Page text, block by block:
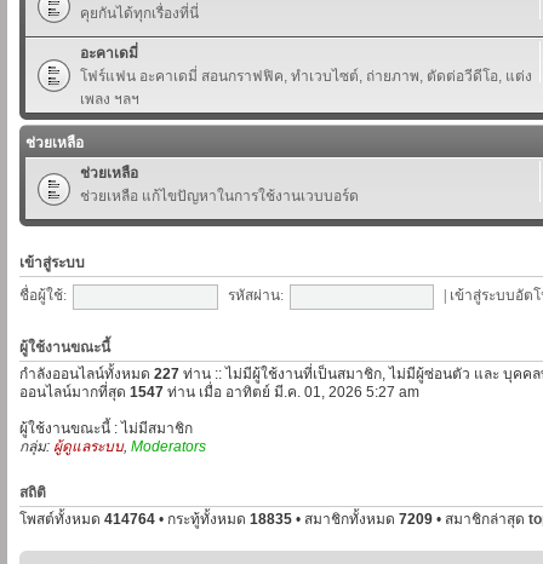
คุยกันได้ทุกเรื่องที่นี่
อะคาเดมี่
โฟร์แฟน อะคาเดมี่ สอนกราฟฟิค, ทำเวบไซต์, ถ่ายภาพ, ตัดต่อวีดีโอ, แต่ง
เพลง ฯลฯ
ช่วยเหลือ
ช่วยเหลือ
ช่วยเหลือ แก้ไขปัญหาในการใช้งานเวบบอร์ด
เข้าสู่ระบบ
ชื่อผู้ใช้:
รหัสผ่าน: เข้าสู่ระบบอัต
ผู้ใช้งานขณะนี้
กำลังออนไลน์ทั้งหมด 227 ท่าน :: ไม่มีผู้ใช้งานที่เป็นสมาชิก, ไม่มีผู้ซ่อนตัว และ บุคค
ออนไลน์มากที่สุด 1547 ท่าน เมื่อ อาทิตย์ มี.ค. 01, 2026 5:27 am
ผู้ใช้งานขณะนี้ : ไม่มีสมาชิก
กลุ่ม: ผู้ดูแลระบบ, Moderators
สถิติ
โพสต์ทั้งหมด 414764 • กระทู้ทั้งหมด 18835 • สมาชิกทั้งหมด 7209 • สมาชิกล่าสุด